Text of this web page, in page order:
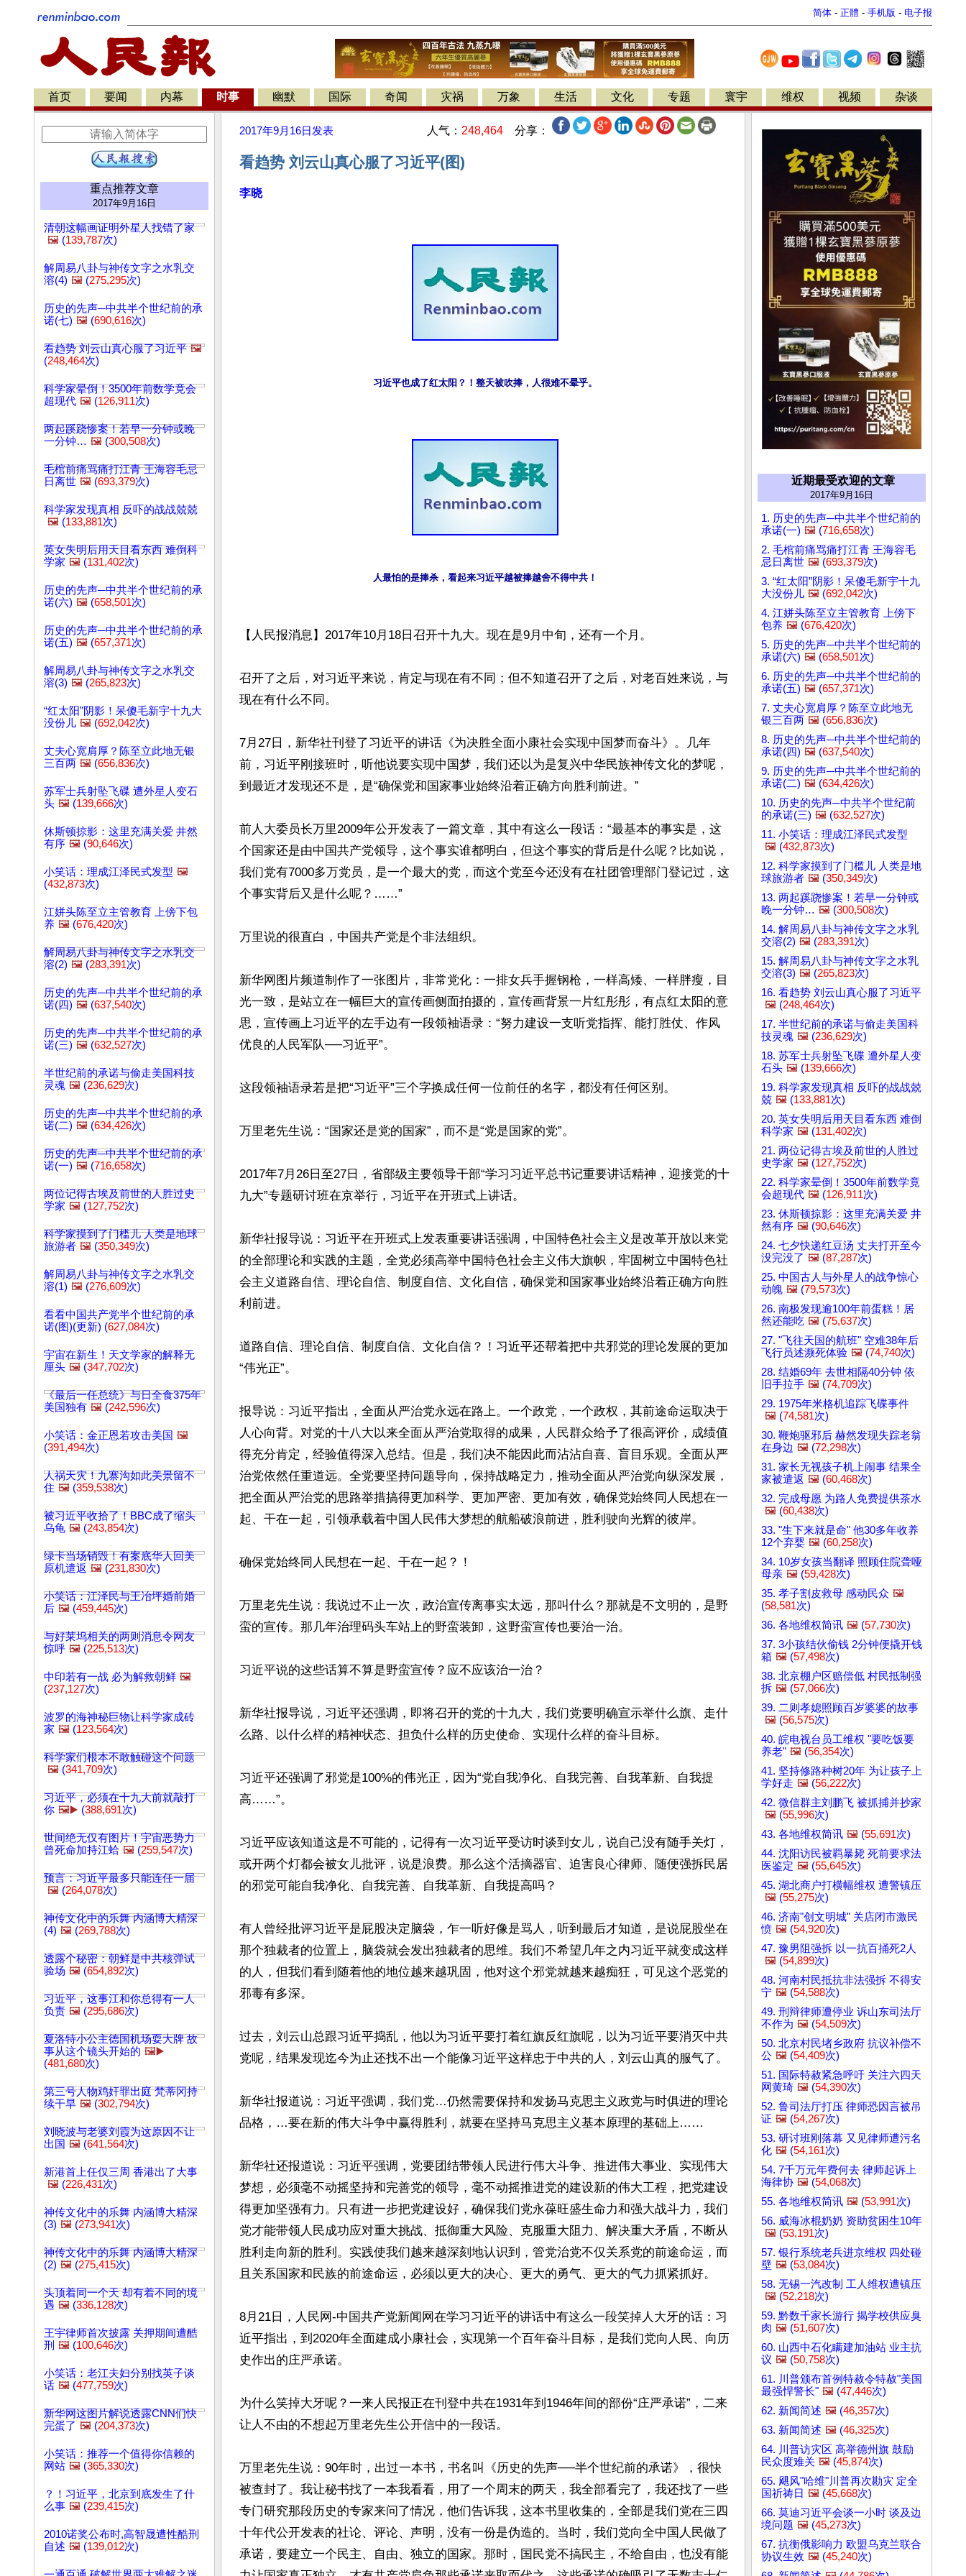
简体 - 正體 - 手机版 - 电子报
首页 要闻 内幕 时事 幽默 国际 奇闻 灾祸 万象 生活 文化 专题 寰宇 维权 视频 杂谈
重点推荐文章
2017年9月16日
清朝这幅画证明外星人找错了家
🖼️ (139,787次)
解周易八卦与神传文字之水乳交
溶(4) 🖼️ (275,295次)
历史的先声─中共半个世纪前的承
诺(七) 🖼️ (690,616次)
看趋势 刘云山真心服了习近平 🖼️
(248,464次)
科学家晕倒！3500年前数学竟会
超现代 🖼️ (126,911次)
两起蹊跷惨案！若早一分钟或晚
一分钟… 🖼️ (300,508次)
毛棺前痛骂痛打江青 王海容毛忌
日离世 🖼️ (693,379次)
科学家发现真相 反吓的战战兢兢
🖼️ (133,881次)
英女失明后用天目看东西 难倒科
学家 🖼️ (131,402次)
历史的先声─中共半个世纪前的承
诺(六) 🖼️ (658,501次)
历史的先声─中共半个世纪前的承
诺(五) 🖼️ (657,371次)
解周易八卦与神传文字之水乳交
溶(3) 🖼️ (265,823次)
“红太阳”阴影！呆傻毛新宇十九大
没份儿 🖼️ (692,042次)
丈夫心宽肩厚？陈至立此地无银
三百两 🖼️ (656,836次)
苏军士兵射坠飞碟 遭外星人变石
头 🖼️ (139,666次)
休斯顿掠影：这里充满关爱 井然
有序 🖼️ (90,646次)
小笑话：理成江泽民式发型 🖼️
(432,873次)
江姘头陈至立主管教育 上傍下包
养 🖼️ (676,420次)
解周易八卦与神传文字之水乳交
溶(2) 🖼️ (283,391次)
历史的先声─中共半个世纪前的承
诺(四) 🖼️ (637,540次)
历史的先声─中共半个世纪前的承
诺(三) 🖼️ (632,527次)
半世纪前的承诺与偷走美国科技
灵魂 🖼️ (236,629次)
历史的先声─中共半个世纪前的承
诺(二) 🖼️ (634,426次)
历史的先声─中共半个世纪前的承
诺(一) 🖼️ (716,658次)
两位记得古埃及前世的人胜过史
学家 🖼️ (127,752次)
科学家摸到了门槛儿 人类是地球
旅游者 🖼️ (350,349次)
解周易八卦与神传文字之水乳交
溶(1) 🖼️ (276,609次)
看看中国共产党半个世纪前的承
诺(图)(更新) (627,084次)
宇宙在新生！天文学家的解释无
厘头 🖼️ (347,702次)
《最后一任总统》与日全食375年
美国独有 🖼️ (242,596次)
小笑话：金正恩若攻击美国 🖼️
(391,494次)
人祸天灾！九寨沟如此美景留不
住 🖼️ (359,538次)
被习近平收拾了！BBC成了缩头
乌龟 🖼️ (243,854次)
绿卡当场销毁！有案底华人回美
原机遣返 🖼️ (231,830次)
小笑话：江泽民与王冶坪婚前婚
后 🖼️ (459,445次)
与好莱坞相关的两则消息令网友
惊呼 🖼️ (225,513次)
中印若有一战 必为解救朝鲜 🖼️
(237,127次)
波罗的海神秘巨物让科学家成砖
家 🖼️ (123,564次)
科学家们根本不敢触碰这个问题
🖼️ (341,709次)
习近平，必须在十九大前就敲打
你 🖼️▶️ (388,691次)
世间绝无仅有图片！宇宙恶势力
曾死命加持江蛤 🖼️ (259,547次)
预言：习近平最多只能连任一届
🖼️ (264,078次)
神传文化中的乐舞 内涵博大精深
(4) 🖼️ (269,788次)
透露个秘密：朝鲜是中共核弹试
验场 🖼️ (654,892次)
习近平，这事江和你总得有一人
负责 🖼️ (295,686次)
夏洛特小公主德国机场耍大牌 故
事从这个镜头开始的 🖼️▶️
(481,680次)
第三号人物鸡奸罪出庭 梵蒂冈持
续干旱 🖼️ (302,794次)
刘晓波与老婆刘霞为这原因不让
出国 🖼️ (641,564次)
新港首上任仅三周 香港出了大事
🖼️ (226,431次)
神传文化中的乐舞 内涵博大精深
(3) 🖼️ (273,941次)
神传文化中的乐舞 内涵博大精深
(2) 🖼️ (275,415次)
头顶着同一个天 却有着不同的境
遇 🖼️ (336,128次)
王宇律师首次披露 关押期间遭酷
刑 🖼️ (100,646次)
小笑话：老江夫妇分别找英子谈
话 🖼️ (477,759次)
新华网这图片解说透露CNN们快
完蛋了 🖼️ (204,373次)
小笑话：推荐一个值得你信赖的
网站 🖼️ (365,330次)
？！习近平，北京到底发生了什
么事 🖼️ (239,415次)
2010诺奖公布时,高智晟遭性酷刑
自述 🖼️ (139,012次)
2017年9月16日 发表 人气： 248,464 分享：
看趋势 刘云山真心服了习近平(图)
李晓
习近平也成了红太阳？！整天被吹捧，人很难不晕乎。
人最怕的是捧杀，看起来习近平越被捧越舍不得中共！
【人民报消息】2017年10月18日召开十九大。现在是9月中旬，还有一个月。
召开了之后，对习近平来说，肯定与现在有不同；但不知道召开了之后，对老百姓来说，与
现在有什么不同。
7月27日，新华社刊登了习近平的讲话《为决胜全面小康社会实现中国梦而奋斗》。几年
前，习近平刚接班时，听他说要实现中国梦，我们还以为是复兴中华民族神传文化的梦呢，
到最近才发现还不是，是“确保党和国家事业始终沿着正确方向胜利前进。”
前人大委员长万里2009年公开发表了一篇文章，其中有这么一段话：“最基本的事实是，这
个国家还是由中国共产党领导，这个事实谁都明白，但这个事实的背后是什么呢？比如说，
我们党有7000多万党员，是一个最大的党，而这个党至今还没有在社团管理部门登记过，这
个事实背后又是什么呢？……”
万里说的很直白，中国共产党是个非法组织。
新华网图片频道制作了一张图片，非常党化：一排女兵手握钢枪，一样高矮、一样胖瘦，目
光一致，是站立在一幅巨大的宣传画侧面拍摄的，宣传画背景一片红彤彤，有点红太阳的意
思，宣传画上习近平的左手边有一段领袖语录：“努力建设一支听党指挥、能打胜仗、作风
优良的人民军队──习近平”。
这段领袖语录若是把“习近平”三个字换成任何一位前任的名字，都没有任何区别。
万里老先生说：“国家还是党的国家”，而不是“党是国家的党”。
2017年7月26日至27日，省部级主要领导干部“学习习近平总书记重要讲话精神，迎接党的十
九大”专题研讨班在京举行，习近平在开班式上讲话。
新华社报导说：习近平在开班式上发表重要讲话强调，中国特色社会主义是改革开放以来党
的全部理论和实践的主题，全党必须高举中国特色社会主义伟大旗帜，牢固树立中国特色社
会主义道路自信、理论自信、制度自信、文化自信，确保党和国家事业始终沿着正确方向胜
利前进。
道路自信、理论自信、制度自信、文化自信？！习近平还帮着把中共邪党的理论发展的更加
“伟光正”。
报导说：习近平指出，全面从严治党永远在路上。一个政党，一个政权，其前途命运取决于
人心向背。对党的十八大以来全面从严治党取得的成果，人民群众给予了很高评价，成绩值
得充分肯定，经验值得深入总结。但是，我们决不能因此而沾沾自喜、盲目乐观。全面从严
治党依然任重道远。全党要坚持问题导向，保持战略定力，推动全面从严治党向纵深发展，
把全面从严治党的思路举措搞得更加科学、更加严密、更加有效，确保党始终同人民想在一
起、干在一起，引领承载着中国人民伟大梦想的航船破浪前进，胜利驶向光辉的彼岸。
确保党始终同人民想在一起、干在一起？！
万里老先生说：我说过不止一次，政治宣传离事实太远，那叫什么？那就是不文明的，是野
蛮的宣传。那几年治理码头车站上的野蛮装卸，这野蛮宣传也要治一治。
习近平说的这些话算不算是野蛮宣传？应不应该治一治？
新华社报导说，习近平还强调，即将召开的党的十九大，我们党要明确宣示举什么旗、走什
么路、以什么样的精神状态、担负什么样的历史使命、实现什么样的奋斗目标。
习近平还强调了邪党是100%的伟光正，因为“党自我净化、自我完善、自我革新、自我提
高……”。
习近平应该知道这是不可能的，记得有一次习近平受访时谈到女儿，说自己没有随手关灯，
或开两个灯都会被女儿批评，说是浪费。那么这个活摘器官、迫害良心律师、随便强拆民居
的邪党可能自我净化、自我完善、自我革新、自我提高吗？
有人曾经批评习近平是屁股决定脑袋，乍一听好像是骂人，听到最后才知道，是说屁股坐在
那个独裁者的位置上，脑袋就会发出独裁者的思维。我们不希望几年之内习近平就变成这样
的人，但我们看到随着他的地位越来越巩固，他对这个邪党就越来越痴狂，可见这个恶党的
邪毒有多深。
过去，刘云山总跟习近平捣乱，他以为习近平要打着红旗反红旗呢，以为习近平要消灭中共
党呢，结果发现迄今为止还找不出一个能像习近平这样忠于中共的人，刘云山真的服气了。
新华社报道说：习近平强调，我们党…仍然需要保持和发扬马克思主义政党与时俱进的理论
品格，…要在新的伟大斗争中赢得胜利，就要在坚持马克思主义基本原理的基础上……
新华社还报道说：习近平强调，党要团结带领人民进行伟大斗争、推进伟大事业、实现伟大
梦想，必须毫不动摇坚持和完善党的领导，毫不动摇推进党的建设新的伟大工程，把党建设
得更加坚强有力。只有进一步把党建设好，确保我们党永葆旺盛生命力和强大战斗力，我们
党才能带领人民成功应对重大挑战、抵御重大风险、克服重大阻力、解决重大矛盾，不断从
胜利走向新的胜利。实践使我们越来越深刻地认识到，管党治党不仅关系党的前途命运，而
且关系国家和民族的前途命运，必须以更大的决心、更大的勇气、更大的气力抓紧抓好。
8月21日，人民网-中国共产党新闻网在学习习近平的讲话中有这么一段笑掉人大牙的话：习
近平指出，到2020年全面建成小康社会，实现第一个百年奋斗目标，是我们党向人民、向历
史作出的庄严承诺。
为什么笑掉大牙呢？一来人民报正在刊登中共在1931年到1946年间的部份“庄严承诺”，二来
让人不由的不想起万里老先生公开信中的一段话。
万里老先生说：90年时，出过一本书，书名叫《历史的先声──半个世纪前的承诺》，很快
被查封了。我让秘书找了一本我看看，用了一个周末的两天，我全部看完了，我还找了一些
专门研究那段历史的专家来问了情况，他们告诉我，这本书里收集的，全部是我们党在三四
十年代公开发表的社论、评论、声明，没有一份是伪造的。当时，我们党向全中国人民做了
承诺，要建立一个民主、自由、独立的国家。那时，国民党不搞民主，不给自由，也没有能
近期最受欢迎的文章
2017年9月16日
1. 历史的先声─中共半个世纪前的
承诺(一) 🖼️ (716,658次)
2. 毛棺前痛骂痛打江青 王海容毛
忌日离世 🖼️ (693,379次)
3. “红太阳”阴影！呆傻毛新宇十九
大没份儿 🖼️ (692,042次)
4. 江姘头陈至立主管教育 上傍下
包养 🖼️ (676,420次)
5. 历史的先声─中共半个世纪前的
承诺(六) 🖼️ (658,501次)
6. 历史的先声─中共半个世纪前的
承诺(五) 🖼️ (657,371次)
7. 丈夫心宽肩厚？陈至立此地无
银三百两 🖼️ (656,836次)
8. 历史的先声─中共半个世纪前的
承诺(四) 🖼️ (637,540次)
9. 历史的先声─中共半个世纪前的
承诺(二) 🖼️ (634,426次)
10. 历史的先声─中共半个世纪前
的承诺(三) 🖼️ (632,527次)
11. 小笑话：理成江泽民式发型
🖼️ (432,873次)
12. 科学家摸到了门槛儿 人类是地
球旅游者 🖼️ (350,349次)
13. 两起蹊跷惨案！若早一分钟或
晚一分钟… 🖼️ (300,508次)
14. 解周易八卦与神传文字之水乳
交溶(2) 🖼️ (283,391次)
15. 解周易八卦与神传文字之水乳
交溶(3) 🖼️ (265,823次)
16. 看趋势 刘云山真心服了习近平
🖼️ (248,464次)
17. 半世纪前的承诺与偷走美国科
技灵魂 🖼️ (236,629次)
18. 苏军士兵射坠飞碟 遭外星人变
石头 🖼️ (139,666次)
19. 科学家发现真相 反吓的战战兢
兢 🖼️ (133,881次)
20. 英女失明后用天目看东西 难倒
科学家 🖼️ (131,402次)
21. 两位记得古埃及前世的人胜过
史学家 🖼️ (127,752次)
22. 科学家晕倒！3500年前数学竟
会超现代 🖼️ (126,911次)
23. 休斯顿掠影：这里充满关爱 井
然有序 🖼️ (90,646次)
24. 七夕快递红豆汤 丈夫打开至今
没完没了 🖼️ (87,287次)
25. 中国古人与外星人的战争惊心
动魄 🖼️ (79,573次)
26. 南极发现逾100年前蛋糕！居
然还能吃 🖼️ (75,637次)
27. "飞往天国的航班" 空难38年后
飞行员述濒死体验 🖼️ (74,740次)
28. 结婚69年 去世相隔40分钟 依
旧手拉手 🖼️ (74,709次)
29. 1975年米格机追踪飞碟事件
🖼️ (74,581次)
30. 鞭炮驱邪后 赫然发现失踪老翁
在身边 🖼️ (72,298次)
31. 家长无视孩子机上闹事 结果全
家被遣返 🖼️ (60,468次)
32. 完成母愿 为路人免费提供茶水
🖼️ (60,438次)
33. "生下来就是命" 他30多年收养
12个弃婴 🖼️ (60,258次)
34. 10岁女孩当翻译 照顾住院聋哑
母亲 🖼️ (59,428次)
35. 孝子割皮救母 感动民众 🖼️
(58,581次)
36. 各地维权简讯 🖼️ (57,730次)
37. 3小孩结伙偷钱 2分钟便撬开钱
箱 🖼️ (57,498次)
38. 北京棚户区赔偿低 村民抵制强
拆 🖼️ (57,066次)
39. 二则孝媳照顾百岁婆婆的故事
🖼️ (56,575次)
40. 皖电视台员工维权 "要吃饭要
养老" 🖼️ (56,354次)
41. 坚持修路种树20年 为让孩子上
学好走 🖼️ (56,222次)
42. 微信群主刘鹏飞 被抓捕并抄家
🖼️ (55,996次)
43. 各地维权简讯 🖼️ (55,691次)
44. 沈阳访民被羁暴毙 死前要求法
医鉴定 🖼️ (55,645次)
45. 湖北商户打横幅维权 遭警镇压
🖼️ (55,275次)
46. 济南"创文明城" 关店闭市激民
愤 🖼️ (54,920次)
47. 豫男阻强拆 以一抗百捅死2人
🖼️ (54,899次)
48. 河南村民抵抗非法强拆 不得安
宁 🖼️ (54,588次)
49. 刑辩律师遭停业 诉山东司法厅
不作为 🖼️ (54,509次)
50. 北京村民堵乡政府 抗议补偿不
公 🖼️ (54,409次)
51. 国际特赦紧急呼吁 关注六四天
网黄琦 🖼️ (54,390次)
52. 鲁司法厅打压 律师恐因言被吊
证 🖼️ (54,267次)
53. 研讨班刚落幕 又见律师遭污名
化 🖼️ (54,161次)
54. 7千万元年费何去 律师起诉上
海律协 🖼️ (54,068次)
55. 各地维权简讯 🖼️ (53,991次)
56. 威海冰棍奶奶 资助贫困生10年
🖼️ (53,191次)
57. 银行系统老兵进京维权 四处碰
壁 🖼️ (53,084次)
58. 无锡一汽改制 工人维权遭镇压
🖼️ (52,218次)
59. 黔数千家长游行 揭学校供应臭
肉 🖼️ (51,607次)
60. 山西中石化瞒建加油站 业主抗
议 🖼️ (50,758次)
61. 川普颁布首例特赦令特赦"美国
最强悍警长" 🖼️ (47,446次)
62. 新闻简述 🖼️ (46,357次)
63. 新闻简述 🖼️ (46,325次)
64. 川普访灾区 高举德州旗 鼓励
民众度难关 🖼️ (45,874次)
65. 飓风"哈维"川普再次勘灾 定全
国祈祷日 🖼️ (45,668次)
66. 莫迪习近平会谈一小时 谈及边
境问题 🖼️ (45,273次)
67. 抗衡俄影响力 欧盟乌克兰联合
协议生效 🖼️ (45,240次)